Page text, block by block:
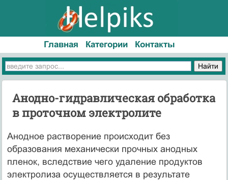
Главная Категории Контакты
Анодно-гидравлическая обработка
в проточном электролите
Анодное растворение происходит без
образования механически прочных анодных
пленок, вследствие чего удаление продуктов
электролиза осуществляется в результате